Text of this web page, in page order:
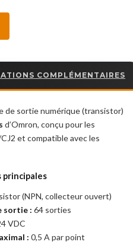
COMPLÉMENTAIRES
de sortie numérique (transistor)
d’Omron, conçu pour les
et compatible avec les
(NPN, collecteur ouvert)
sortie : 64 sorties
VDC
: 0,5 A par point